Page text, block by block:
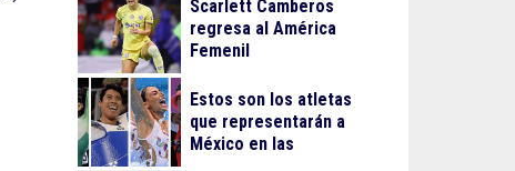
Scarlett Camberos
regresa al América
Femenil
Estos son los atletas
que representarán a
México en las